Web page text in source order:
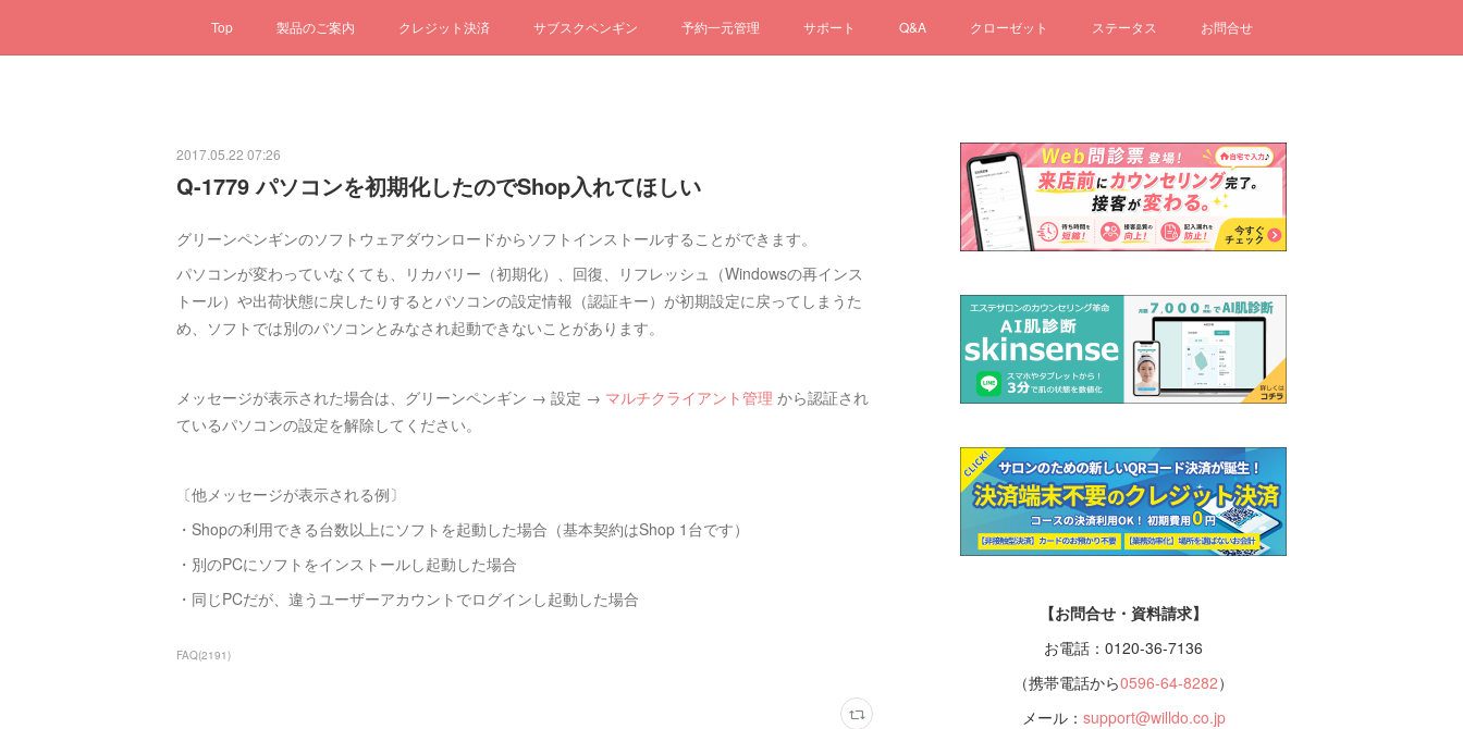
Top 製品のご案内 クレジット決済 サブスクペンギン 予約一元管理 サポート Q&A クローゼット ステータス お問合せ
2017.05.22 07:26
Q-1779 パソコンを初期化したのでShop入れてほしい
グリーンペンギンのソフトウェアダウンロードからソフトインストールすることができます。
パソコンが変わっていなくても、リカバリー（初期化）、回復、リフレッシュ（Windowsの再インス
トール）や出荷状態に戻したりするとパソコンの設定情報（認証キー）が初期設定に戻ってしまうた
め、ソフトでは別のパソコンとみなされ起動できないことがあります。
メッセージが表示された場合は、グリーンペンギン → 設定 → マルチクライアント管理 から認証され
ているパソコンの設定を解除してください。
〔他メッセージが表示される例〕
・Shopの利用できる台数以上にソフトを起動した場合（基本契約はShop 1台です）
・別のPCにソフトをインストールし起動した場合
・同じPCだが、違うユーザーアカウントでログインし起動した場合
FAQ(2191)
【お問合せ・資料請求】
お電話：0120-36-7136
（携帯電話から0596-64-8282）
メール： support@willdo.co.jp